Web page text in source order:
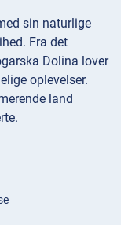
sin naturlige
Fra det
Dolina lover
oplevelser.
land